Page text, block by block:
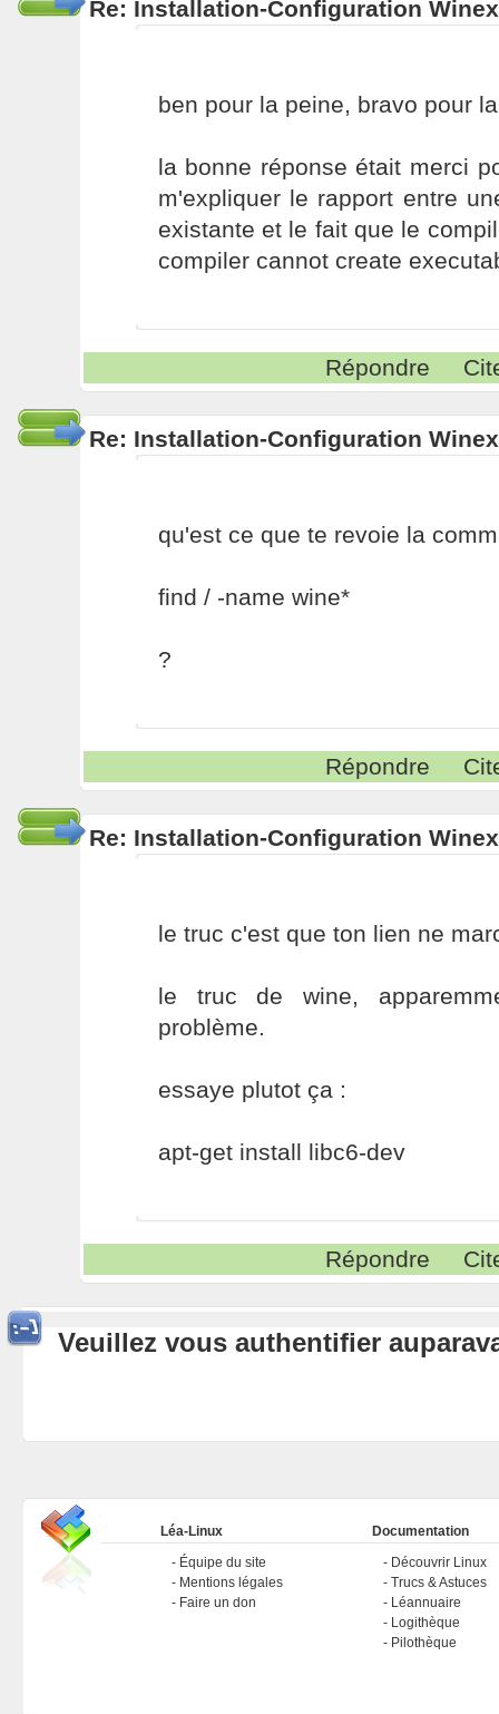
Re: Installation-Configuration
ben pour la peine, bravo pour
la bonne réponse était merci
m'expliquer le rapport entre
existante et le fait que le
compiler cannot create
Répondre
Re: Installation-Configuration
qu'est ce que te revoie la
find / -name wine*
?
Répondre
Re: Installation-Configuration
le truc c'est que ton lien ne
le truc de wine,
problème.
essaye plutot ça :
apt-get install libc6-dev
Répondre
Veuillez vous authentifier
Léa-Linux
Équipe du site
Mentions légales
Faire un don
Documentation
Découvrir Linux
Trucs & Astuces
Léannuaire
Logithèque
Pilothèque